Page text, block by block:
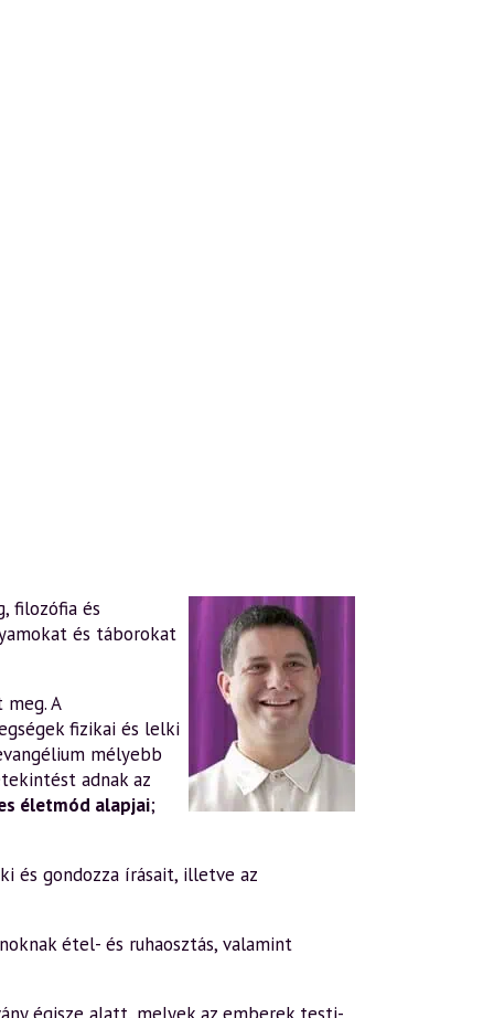
filozófia és
és táborokat
A
fizikai és lelki
mélyebb
adnak az
életmód alapjai;
és gondozza írásait, illetve az
étel- és ruhaosztás, valamint